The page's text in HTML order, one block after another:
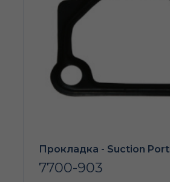
Прокладка - Suction Port
7700-903